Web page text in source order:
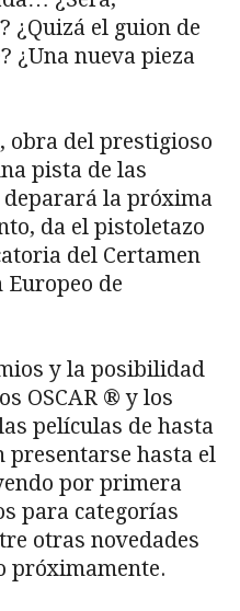
¿Quizá el guion de
¿Una nueva pieza
obra del prestigioso
pista de las
la próxima
da el pistoletazo
del Certamen
Europeo de
y la posibilidad
OSCAR ® y los
películas de hasta
presentarse hasta el
por primera
para categorías
otras novedades
próximamente.